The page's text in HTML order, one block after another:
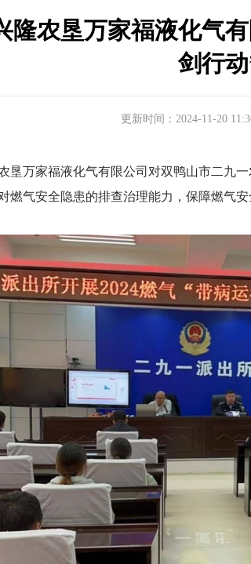
隆农垦万家福液化气
剑行
更新时间：2024-11-20
万家福液化气有限公司对双鸭山市二九一
燃气安全隐患的排查治理能力，保障燃气安